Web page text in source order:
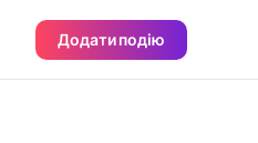
Додати подію